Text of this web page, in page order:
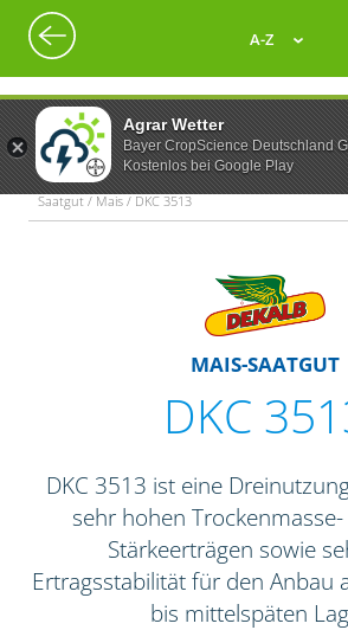
Agrar Wetter
Bayer CropScience Deutschland
Kostenlos bei Google Play
A-Z
Saatgut / Mais / DKC 3513
MAIS-SAATGUT
DKC
DKC 3513 ist eine
sehr hohen
Stärkeerträgen sowie
Ertragsstabilität für den Anbau
bis mittelspäten